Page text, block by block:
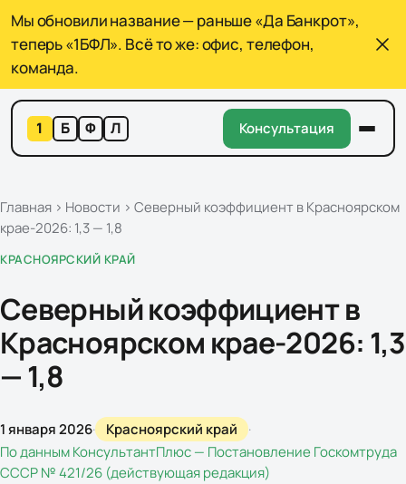
Мы обновили название — раньше «Да Банкрот»,
теперь «1БФЛ». Всё то же: офис, телефон,
команда.
1 Б Ф Л Консультация
Главная › Новости › Северный коэффициент в Красноярском
крае-2026: 1,3 — 1,8
КРАСНОЯРСКИЙ КРАЙ
Северный коэффициент в
Красноярском крае-2026: 1,3
— 1,8
1 января 2026· Красноярский край
·
По даннымКонсультантПлюс — Постановление Госкомтруда
СССР № 421/26 (действующая редакция)